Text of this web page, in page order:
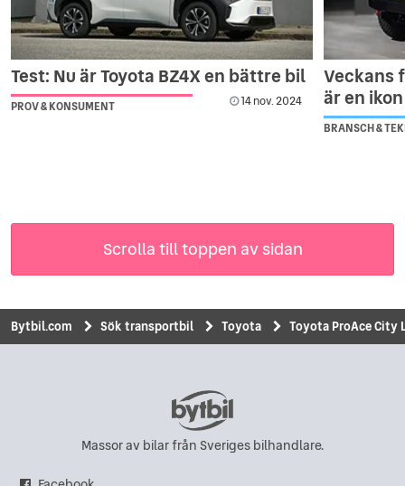
Test: Nu är Toyota BZ4X en bättre bil
PROV & KONSUMENT 14 nov. 2024
Veckans
är en
BRANSCH &
Scrolla till toppen av sidan
Bytbil.com Sök transportbil Toyota Toyota ProAce City
Massor av bilar från Sveriges bilhandlare.